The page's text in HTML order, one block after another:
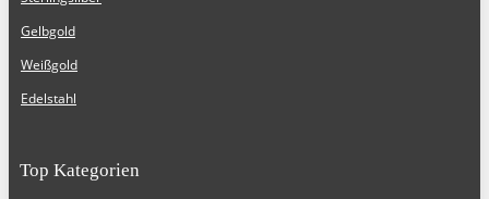
Gelbgold
Weißgold
Edelstahl
Top Kategorien